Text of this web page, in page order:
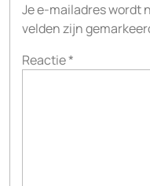
Je e-mailadres wordt
velden zijn
Reactie*